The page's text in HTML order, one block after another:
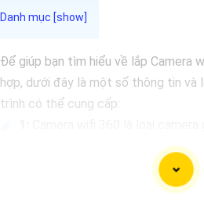
Để giúp bạn tìm hiểu về lắp Camera
hợp, dưới đây là một số thông tin và
trình có thể cung cấp:
quét 360 độ, cho phép bạn theo dõi
không gian một cách linh hoạt và toàn
Khi lựa chọn